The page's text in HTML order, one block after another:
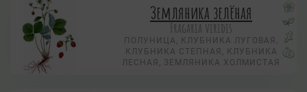
Земляника зелёная
Fragaria viridis
ПОЛУНИЦА, КЛУБНИКА ЛУГОВАЯ,
КЛУБНИКА СТЕПНАЯ, КЛУБНИКА
ЛЕСНАЯ, ЗЕМЛЯНИКА ХОЛМИСТАЯ